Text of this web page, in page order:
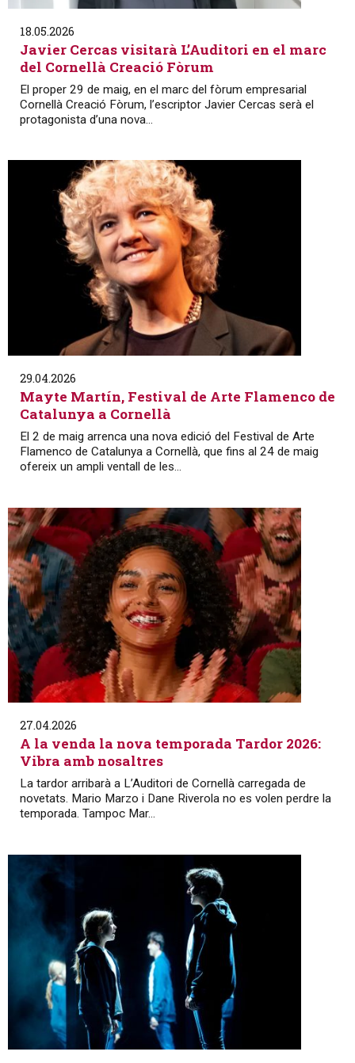
18.05.2026
Javier Cercas visitarà L’Auditori en el marc
del Cornellà Creació Fòrum
El proper 29 de maig, en el marc del fòrum empresarial
Cornellà Creació Fòrum, l’escriptor Javier Cercas serà el
protagonista d’una nova...
29.04.2026
Mayte Martín, Festival de Arte Flamenco de
Catalunya a Cornellà
El 2 de maig arrenca una nova edició del Festival de Arte
Flamenco de Catalunya a Cornellà, que fins al 24 de maig
ofereix un ampli ventall de les...
27.04.2026
A la venda la nova temporada Tardor 2026:
Vibra amb nosaltres
La tardor arribarà a L’Auditori de Cornellà carregada de
novetats. Mario Marzo i Dane Riverola no es volen perdre la
temporada. Tampoc Mar...